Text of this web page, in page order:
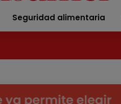
Seguridad alimentaria